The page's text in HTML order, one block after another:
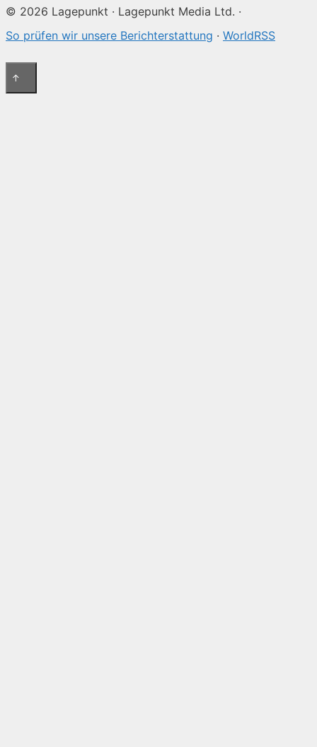
© 2026 Lagepunkt · Lagepunkt Media Ltd. ·
So prüfen wir unsere Berichterstattung · WorldRSS
↑